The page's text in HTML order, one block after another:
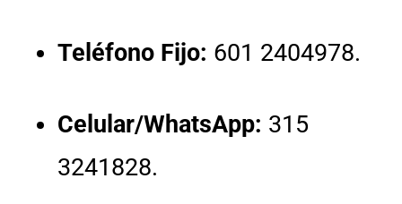
Teléfono Fijo: 601 2404978.
Celular/WhatsApp: 315
3241828.